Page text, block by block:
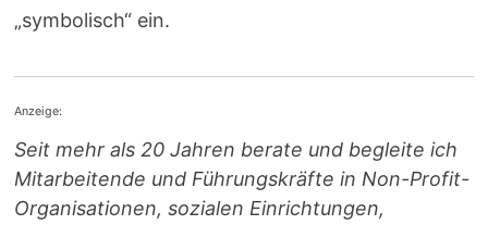
„symbolisch“ ein.
Anzeige:
Seit mehr als 20 Jahren berate und begleite ich
Mitarbeitende und Führungskräfte in Non-Profit-
Organisationen, sozialen Einrichtungen,